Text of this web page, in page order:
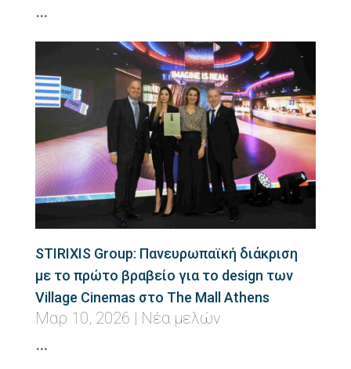
…
STIRIXIS Group: Πανευρωπαϊκή διάκριση
με το πρώτο βραβείο για το design των
Village Cinemas στο The Mall Athens
Μαρ 10, 2026 | Νέα μελών
…